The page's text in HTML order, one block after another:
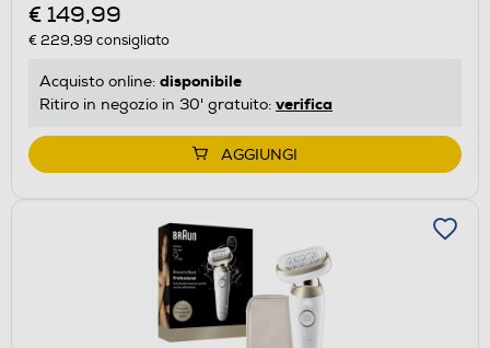
€ 149,99
€ 229,99 consigliato
Acquisto online: disponibile
Ritiro in negozio in 30' gratuito: verifica
AGGIUNGI